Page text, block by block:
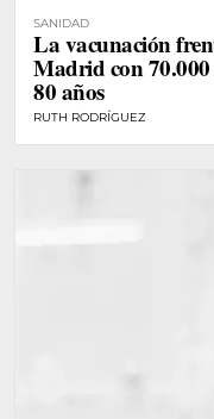
SANIDAD
La vacunación
Madrid con 70.000
80 años
RUTH RODRÍGUEZ